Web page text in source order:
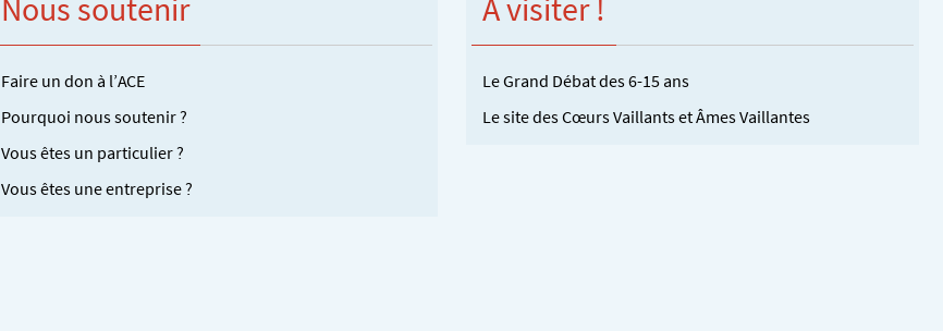
Nous soutenir
Faire un don à l’ACE
Pourquoi nous soutenir ?
Vous êtes un particulier ?
Vous êtes une entreprise ?
À visiter !
Le Grand Débat des 6-15 ans
Le site des Cœurs Vaillants et Âmes Vaillantes